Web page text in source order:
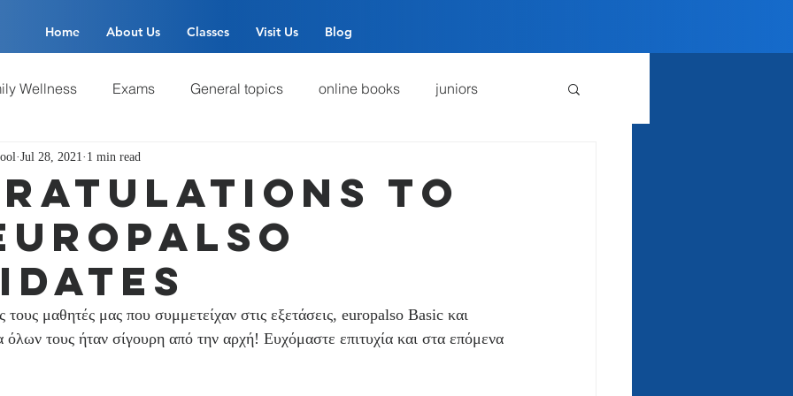
Home About Us Classes Visit Us Blog
Wellness Exams General topics online books juniors
to
Jul 28, 2021 1 min read
τους μαθητές μας που συμμετείχαν στις εξετάσεις, europalso Basic και
όλων τους ήταν σίγουρη από την αρχή! Ευχόμαστε επιτυχία και στα επόμενα